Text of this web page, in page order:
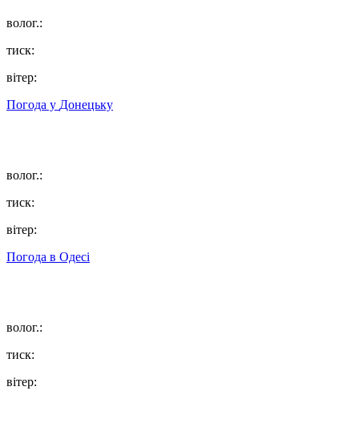
волог.:
тиск:
вітер:
Погода у Донецьку
волог.:
тиск:
вітер:
Погода в Одесі
волог.:
тиск:
вітер: